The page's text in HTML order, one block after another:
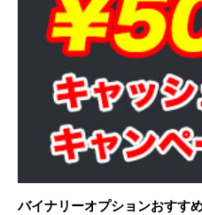
バイナリーオプションおすす